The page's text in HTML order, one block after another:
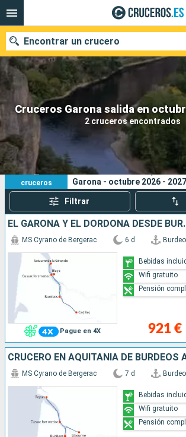
Cruceros Garona salida en
2 cruceros encontrados
Encontrar un crucero
Nuestros destinos
Fecha de salida
Puertos
Buscar
2
cruceros
Sus criterios de búsqueda:
Garona - octubre 2026 - 2027
Filtrar
EL GARONA Y EL
Pague en 4X
MS Cyrano de Bergerac 6 d
921 €
Bebidas
Wifi gratuito
Pensión
MS Cyrano de Bergerac 7 d
Bebidas
Wifi gratuito
Pensión